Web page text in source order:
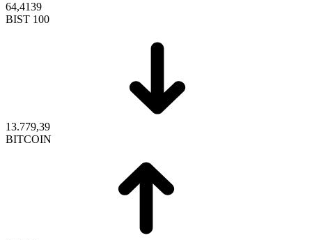
64,4139
BIST 100
13.779,39
BITCOIN